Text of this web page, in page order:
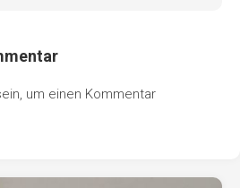
um einen Kommentar